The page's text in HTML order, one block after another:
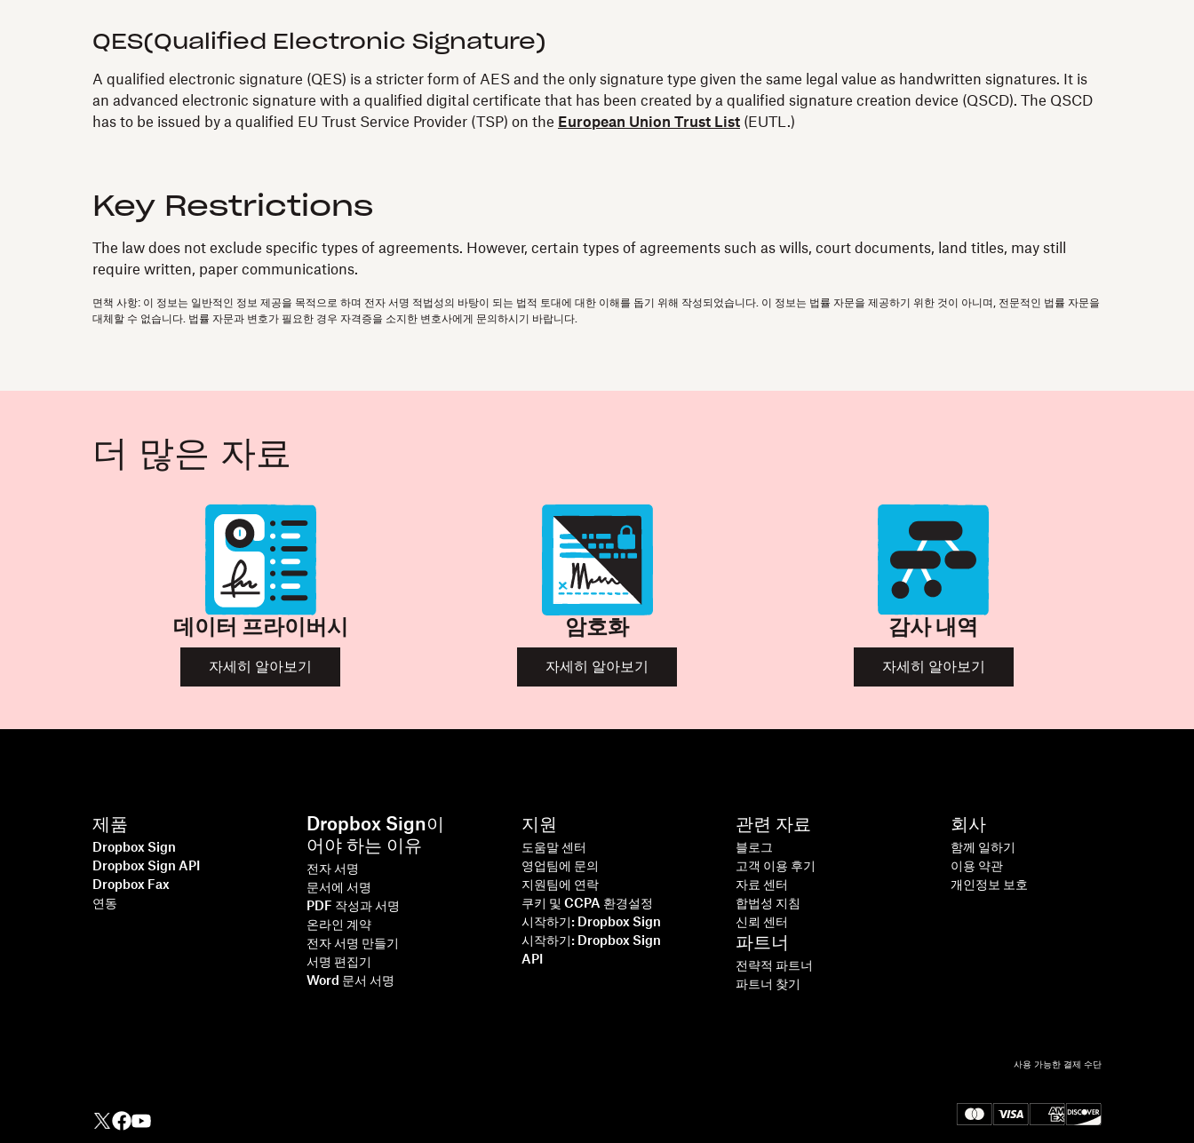
QES(Qualified Electronic Signature)
A qualified electronic signature (QES) is a stricter form of AES and the only signature type given the same legal value as handwritten signatures. It is
an advanced electronic signature with a qualified digital certificate that has been created by a qualified signature creation device (QSCD). The QSCD
has to be issued by a qualified EU Trust Service Provider (TSP) on the European Union Trust List (EUTL.)
Key Restrictions
The law does not exclude specific types of agreements. However, certain types of agreements such as wills, court documents, land titles, may still
require written, paper communications.
면책 사항: 이 정보는 일반적인 정보 제공을 목적으로 하며 전자 서명 적법성의 바탕이 되는 법적 토대에 대한 이해를 돕기 위해 작성되었습니다. 이 정보는 법률 자문을 제공하기 위한 것이 아니며, 전문적인 법률 자문을
대체할 수 없습니다. 법률 자문과 변호가 필요한 경우 자격증을 소지한 변호사에게 문의하시기 바랍니다.
더 많은 자료
데이터 프라이버시
자세히 알아보기
암호화
자세히 알아보기
감사 내역
자세히 알아보기
제품
Dropbox Sign
Dropbox Sign API
Dropbox Fax
연동
Dropbox Sign이
어야 하는 이유
전자 서명
문서에 서명
PDF 작성과 서명
온라인 계약
전자 서명 만들기
서명 편집기
Word 문서 서명
지원
도움말 센터
영업팀에 문의
지원팀에 연락
쿠키 및 CCPA 환경설정
시작하기: Dropbox Sign
시작하기: Dropbox Sign
API
관련 자료
블로그
고객 이용 후기
자료 센터
합법성 지침
신뢰 센터
파트너
전략적 파트너
파트너 찾기
회사
함께 일하기
이용 약관
개인정보 보호
사용 가능한 결제 수단